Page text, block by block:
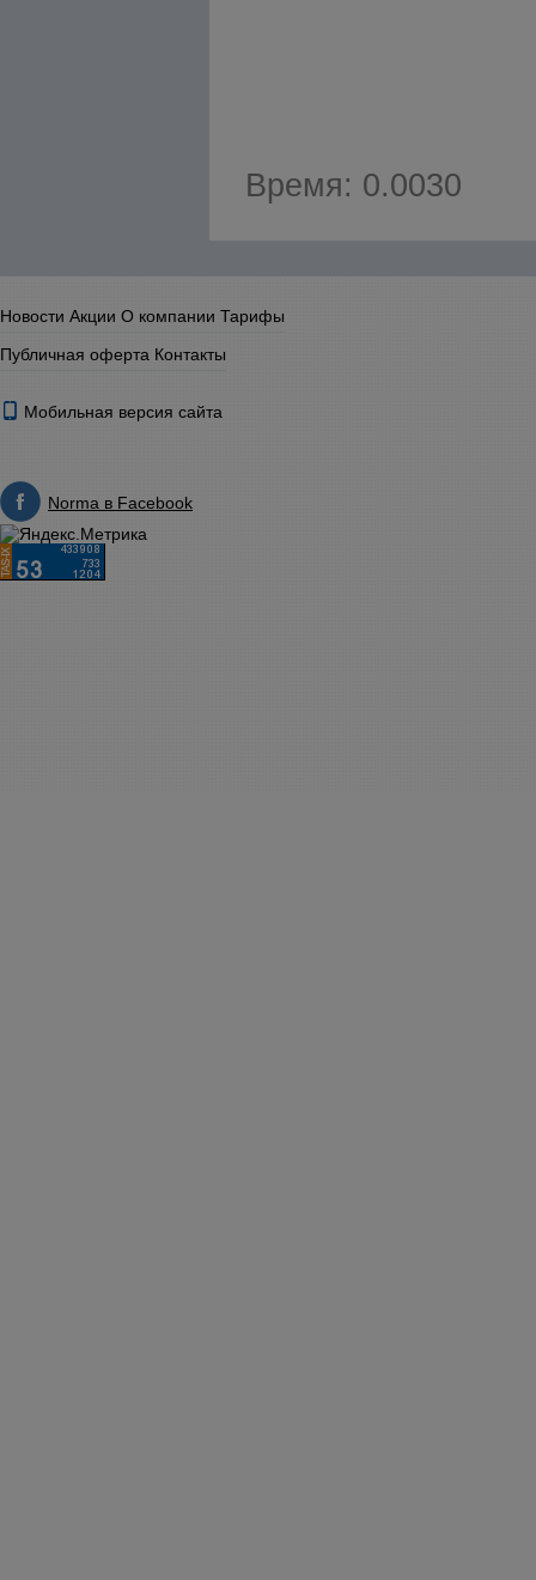
Время: 0.0030
Новости Акции О компании Тарифы
Публичная оферта Контакты
Мобильная версия сайта
Norma в Facebook